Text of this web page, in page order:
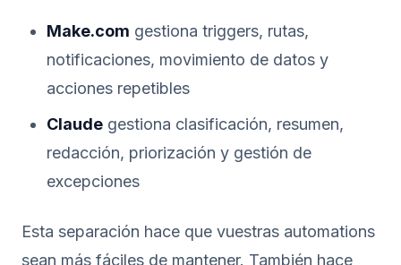
Make.com gestiona triggers, rutas,
notificaciones, movimiento de datos y
acciones repetibles
Claude gestiona clasificación, resumen,
redacción, priorización y gestión de
excepciones
Esta separación hace que vuestras automations
sean más fáciles de mantener. También hace